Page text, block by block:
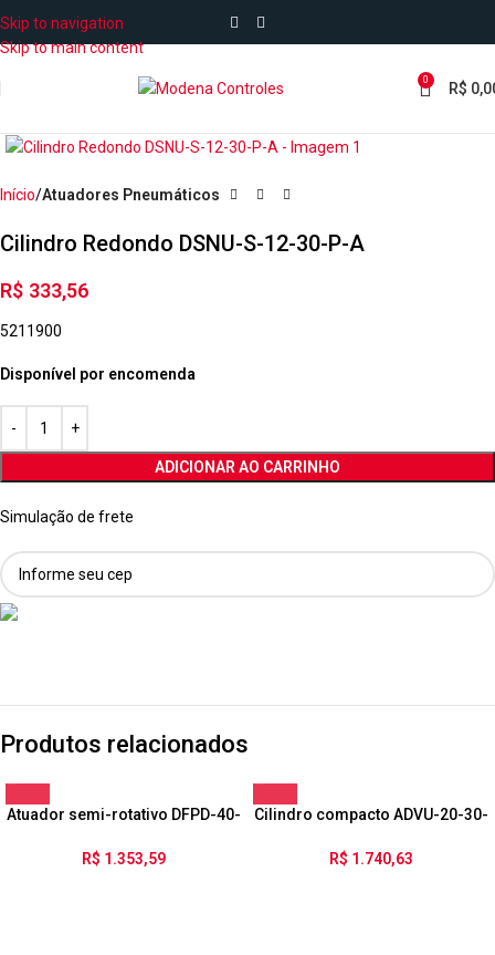
Skip to navigation
Skip to main content
0 R$
Início Atuadores Pneumáticos
Cilindro Redondo DSNU-S-12-30-P-A
R$ 333,56
5211900
Disponível por encomenda
ADICIONAR AO CARRINHO
Simulação de frete
Produtos relacionados
Atuador semi-rotativo DFPD-40-
R$ 1.353,59
Cilindro compacto ADVU-20-30-
R$ 1.740,63